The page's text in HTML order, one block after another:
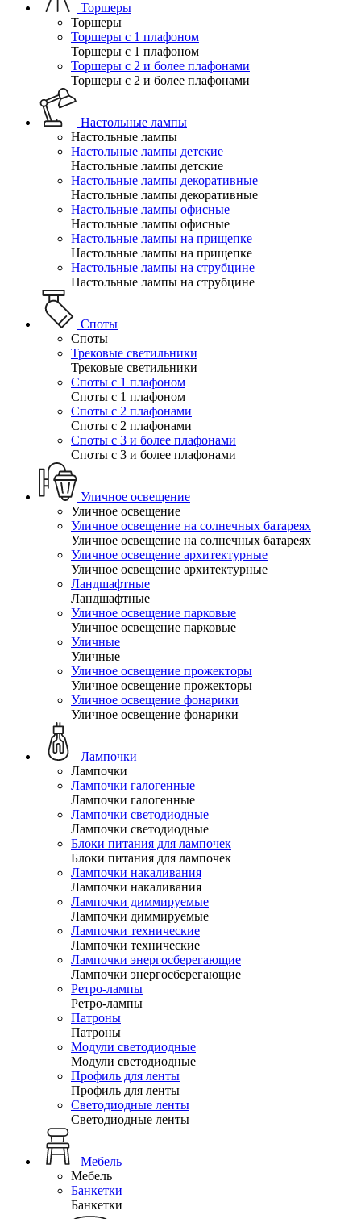
Торшеры
Торшеры
Торшеры с 1 плафоном
Торшеры с 1 плафоном
Торшеры с 2 и более плафонами
Торшеры с 2 и более плафонами
Настольные лампы
Настольные лампы
Настольные лампы детские
Настольные лампы детские
Настольные лампы декоративные
Настольные лампы декоративные
Настольные лампы офисные
Настольные лампы офисные
Настольные лампы на прищепке
Настольные лампы на прищепке
Настольные лампы на струбцине
Настольные лампы на струбцине
Споты
Споты
Трековые светильники
Трековые светильники
Споты с 1 плафоном
Споты с 1 плафоном
Споты с 2 плафонами
Споты с 2 плафонами
Споты с 3 и более плафонами
Споты с 3 и более плафонами
Уличное освещение
Уличное освещение
Уличное освещение на солнечных батареях
Уличное освещение на солнечных батареях
Уличное освещение архитектурные
Уличное освещение архитектурные
Ландшафтные
Ландшафтные
Уличное освещение парковые
Уличное освещение парковые
Уличные
Уличные
Уличное освещение прожекторы
Уличное освещение прожекторы
Уличное освещение фонарики
Уличное освещение фонарики
Лампочки
Лампочки
Лампочки галогенные
Лампочки галогенные
Лампочки светодиодные
Лампочки светодиодные
Блоки питания для лампочек
Блоки питания для лампочек
Лампочки накаливания
Лампочки накаливания
Лампочки диммируемые
Лампочки диммируемые
Лампочки технические
Лампочки технические
Лампочки энергосберегающие
Лампочки энергосберегающие
Ретро-лампы
Ретро-лампы
Патроны
Патроны
Модули светодиодные
Модули светодиодные
Профиль для ленты
Профиль для ленты
Светодиодные ленты
Светодиодные ленты
Мебель
Мебель
Банкетки
Банкетки